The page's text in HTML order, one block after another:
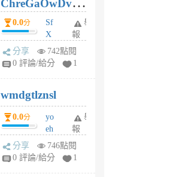
前
ChreGaOwDv
dY0.0分
Sf
X
Pe
Jc
R
P
m
v
A
V
舉
報
分享
742點閱
0 評論/給分
1
wmdgtlznsl
0.0分
yo
eh
ld
gy
舉
報
分享
746點閱
0 評論/給分
1